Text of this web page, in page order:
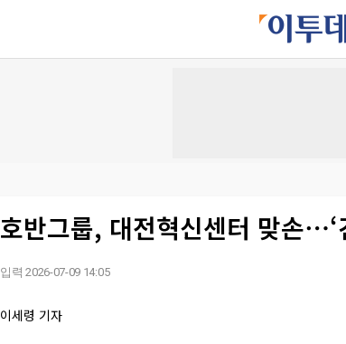
호반그룹, 대전혁신센터 맞손⋯‘
입력 2026-07-09 14:05
이세령 기자